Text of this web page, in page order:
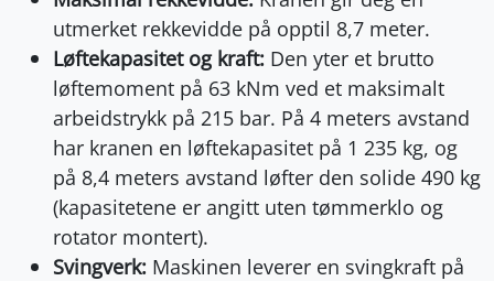
utmerket rekkevidde på opptil 8,7 meter.
Løftekapasitet og kraft: Den yter et brutto
løftemoment på 63 kNm ved et maksimalt
arbeidstrykk på 215 bar. På 4 meters avstand
har kranen en løftekapasitet på 1 235 kg, og
på 8,4 meters avstand løfter den solide 490 kg
(kapasitetene er angitt uten tømmerklo og
rotator montert).
Svingverk: Maskinen leverer en svingkraft på